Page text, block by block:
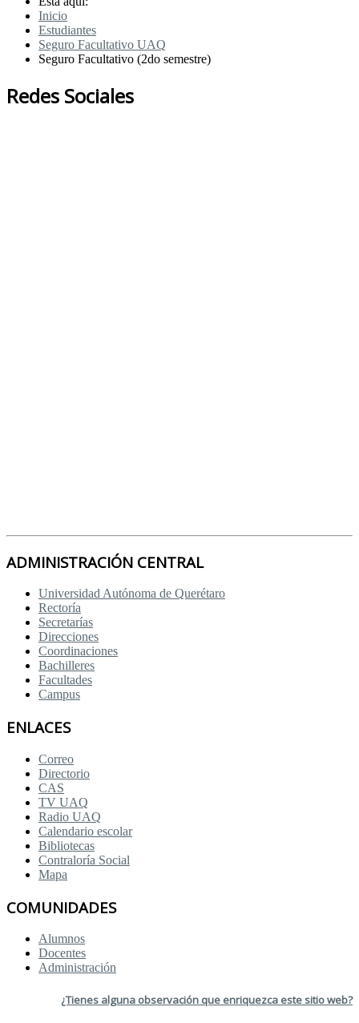
Inicio
Estudiantes
Seguro Facultativo UAQ
Seguro Facultativo (2do semestre)
Redes Sociales
ADMINISTRACIÓN CENTRAL
Universidad Autónoma de Querétaro
Rectoría
Secretarías
Direcciones
Coordinaciones
Bachilleres
Facultades
Campus
ENLACES
Correo
Directorio
CAS
TV UAQ
Radio UAQ
Calendario escolar
Bibliotecas
Contraloría Social
Mapa
COMUNIDADES
Alumnos
Docentes
Administración
¿Tienes alguna observación que enriquezca este sitio web?